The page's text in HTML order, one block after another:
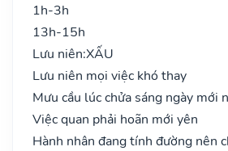
1h-3h
13h-15h
Lưu niên:XẤU
Lưu niên mọi việc khó thay
Mưu cầu lúc chửa sáng ngày mới
Việc quan phải hoãn mới yên
Hành nhân đang tính đường nên